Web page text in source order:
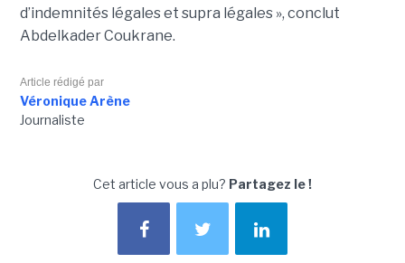
d’indemnités légales et supra légales », conclut
Abdelkader Coukrane.
Article rédigé par
Véronique Arène
Journaliste
Cet article vous a plu? Partagez le !